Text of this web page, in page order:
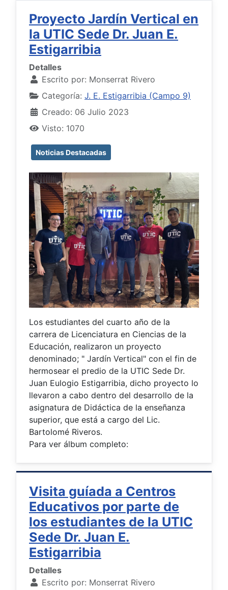
Proyecto Jardín Vertical en
la UTIC Sede Dr. Juan E.
Estigarribia
Detalles
Escrito por: Monserrat Rivero
Categoría: J. E. Estigarribia (Campo 9)
Creado: 06 Julio 2023
Visto: 1070
Noticias Destacadas
Los estudiantes del cuarto año de la
carrera de Licenciatura en Ciencias de la
Educación, realizaron un proyecto
denominado; " Jardín Vertical" con el fin de
hermosear el predio de la UTIC Sede Dr.
Juan Eulogio Estigarribia, dicho proyecto lo
llevaron a cabo dentro del desarrollo de la
asignatura de Didáctica de la enseñanza
superior, que está a cargo del Lic.
Bartolomé Riveros.
Para ver álbum completo:
Visita guíada a Centros
Educativos por parte de
los estudiantes de la UTIC
Sede Dr. Juan E.
Estigarribia
Detalles
Escrito por: Monserrat Rivero